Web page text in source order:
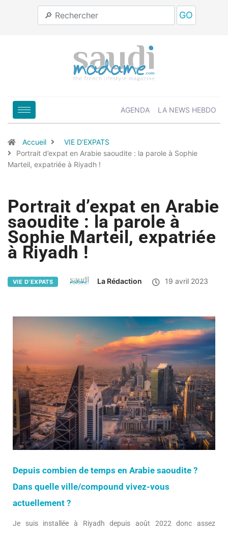
GO
AGENDA LA NEWS HEBDO
Accueil
VIE D’EXPATS
Portrait d’expat en Arabie saoudite : la parole à Sophie
Marteil, expatriée à Riyadh !
Portrait d’expat en Arabie
saoudite : la parole à
Sophie Marteil, expatriée
à Riyadh !
VIE D’EXPATS La Rédaction 19 avril 2023
Depuis combien de temps en Arabie saoudite ?
Dans quelle ville/compound vivez-vous
actuellement ?
Je suis installée à Riyadh depuis août 2022 donc assez